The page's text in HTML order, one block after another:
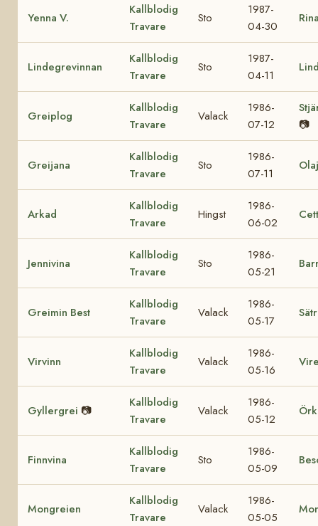
Yenna V.
Kallblodig
Travare
Sto
1987-
04-30
Lindegrevinnan
Kallblodig
Travare
Sto
1987-
04-11
Greiplog
Kallblodig
Travare
Valack
1986-
07-12
📷
Greijana
Kallblodig
Travare
Sto
1986-
07-11
Arkad
Kallblodig
Travare
Hingst
1986-
06-02
Jennivina
Kallblodig
Travare
Sto
1986-
05-21
Greimin Best
Kallblodig
Travare
Valack
1986-
05-17
Virvinn
Kallblodig
Travare
Valack
1986-
05-16
Gyllergrei 📷
Kallblodig
Travare
Valack
1986-
05-12
Finnvina
Kallblodig
Travare
Sto
1986-
05-09
Mongreien
Kallblodig
Travare
Valack
1986-
05-05